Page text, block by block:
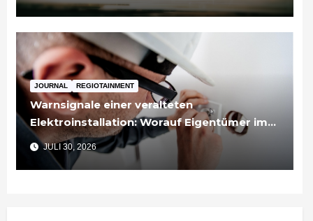
JOURNAL REGIOTAINMENT
Warnsignale einer veralteten
Elektroinstallation: Worauf Eigentümer im
Rems-Murr-Kreis achten sollten
JULI 30, 2026